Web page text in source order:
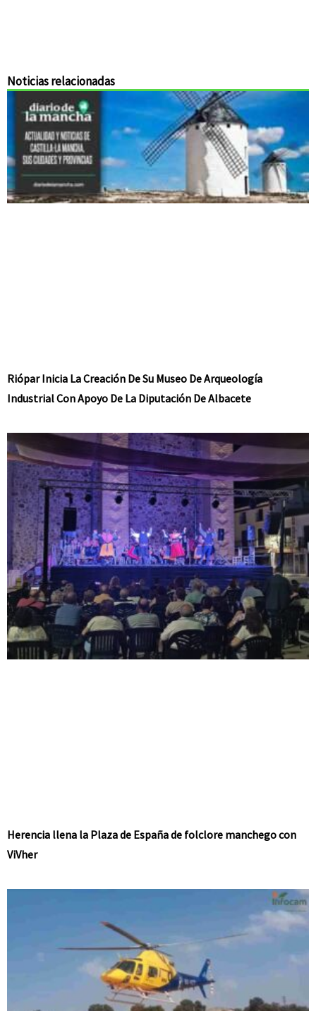
Noticias relacionadas
Riópar Inicia La Creación De Su Museo De Arqueología
Industrial Con Apoyo De La Diputación De Albacete
Herencia llena la Plaza de España de folclore manchego con
ViVher